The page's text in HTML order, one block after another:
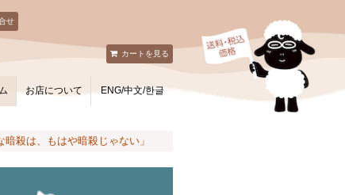
カートを見る
せ
お店について ENG/中文/한글
殺は、もはや暗殺じゃない」